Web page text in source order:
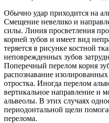
Обычно удар приходится на
Смещение невелико и
силы. Линия просветления
корней зубов и имеет вид
теряется в рисунке костной
неповрежденных зубов
Поперечный перелом корня
распознавание
отростка. Иногда перелом
вертикальное направление и
альвеолы. В этих случаях
периодонтальной щели
перелома.